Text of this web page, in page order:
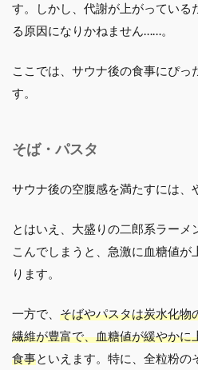
す。しかし、代謝が上がっている
る原因になりかねません……。
ここでは、サウナ後の食事にぴっ
す。
そば・パスタ
サウナ後の空腹感を満たすには、
とはいえ、大盛りの二郎系ラーメ
こんでしまうと、急激に血糖値が
ります。
一方で、 そばやパスタは炭水化物
繊維が豊富で、血糖値が緩やかに
食事といえます。特に、全粒粉